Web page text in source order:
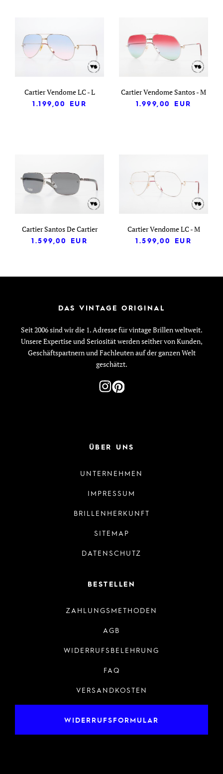
Cartier Vendome LC - L
1.199,00
EUR
Cartier Vendome Santos - M
1.999,00
EUR
Cartier Santos De Cartier
1.599,00
EUR
Cartier Vendome LC - M
1.599,00
EUR
DAS VINTAGE ORIGINAL
Seit 2006 sind wir die 1. Adresse für vintage Brillen weltweit.
Unsere Expertise und Seriosität werden seither von Kunden,
Geschäftspartnern und Fachleuten auf der ganzen Welt
geschätzt.
ÜBER UNS
UNTERNEHMEN
IMPRESSUM
BRILLENHERKUNFT
SITEMAP
DATENSCHUTZ
BESTELLEN
ZAHLUNGSMETHODEN
AGB
WIDERRUFSBELEHRUNG
FAQ
VERSANDKOSTEN
WIDERRUFSFORMULAR